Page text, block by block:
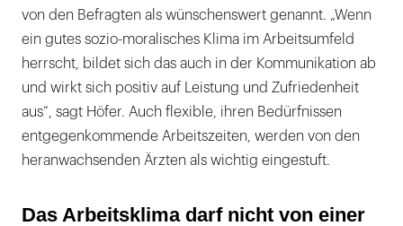
von den Befragten als wünschenswert genannt. „Wenn
ein gutes sozio-moralisches Klima im Arbeitsumfeld
herrscht, bildet sich das auch in der Kommunikation ab
und wirkt sich positiv auf Leistung und Zufriedenheit
aus“, sagt Höfer. Auch flexible, ihren Bedürfnissen
entgegenkommende Arbeitszeiten, werden von den
heranwachsenden Ärzten als wichtig eingestuft.
Das Arbeitsklima darf nicht von einer